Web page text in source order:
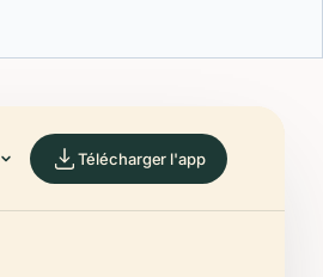
Télécharger l'app